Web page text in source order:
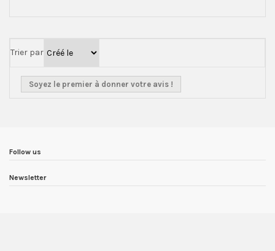
Trier par
Soyez le premier à donner votre avis !
Follow us
Newsletter